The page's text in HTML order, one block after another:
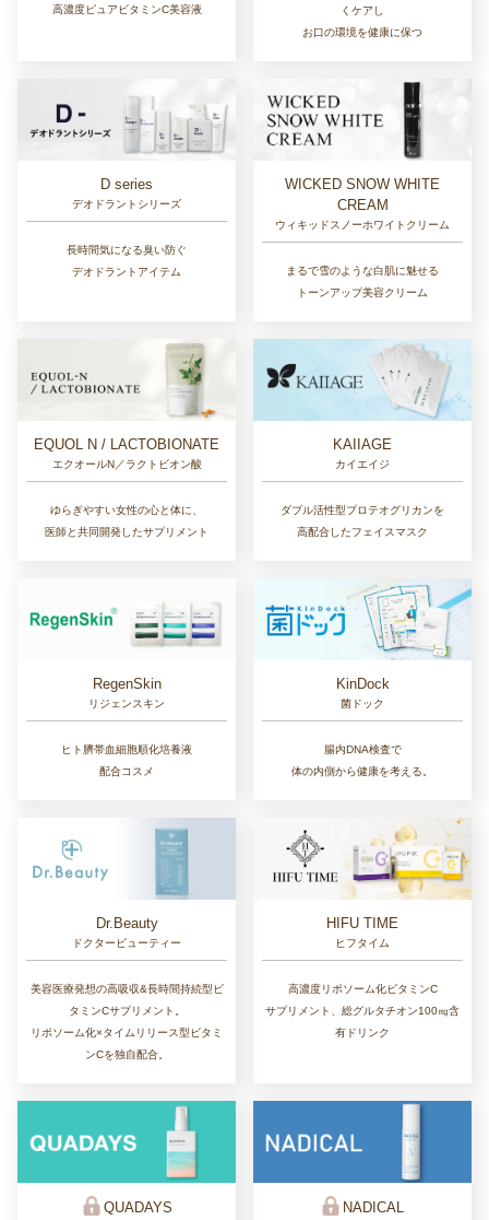
高濃度ピュアビタミンC美容液
くケアし
お口の環境を健康に保つ
D series
デオドラントシリーズ
長時間気になる臭い防ぐ
デオドラントアイテム
WICKED SNOW WHITE
CREAM
ウィキッドスノーホワイトクリーム
まるで雪のような白肌に魅せる
トーンアップ美容クリーム
EQUOL N / LACTOBIONATE
エクオールN／ラクトビオン酸
ゆらぎやすい女性の心と体に、
医師と共同開発したサプリメント
KAIIAGE
カイエイジ
ダブル活性型プロテオグリカンを
高配合したフェイスマスク
RegenSkin
リジェンスキン
ヒト臍帯血細胞順化培養液
配合コスメ
KinDock
菌ドック
腸内DNA検査で
体の内側から健康を考える。
Dr.Beauty
ドクタービューティー
美容医療発想の高吸収&長時間持続型ビ
タミンCサプリメント。
リポソーム化×タイムリリース型ビタミ
ンCを独自配合。
HIFU TIME
ヒフタイム
高濃度リポソーム化ビタミンC
サプリメント、総グルタチオン100㎎含
有ドリンク
QUADAYS NADICAL